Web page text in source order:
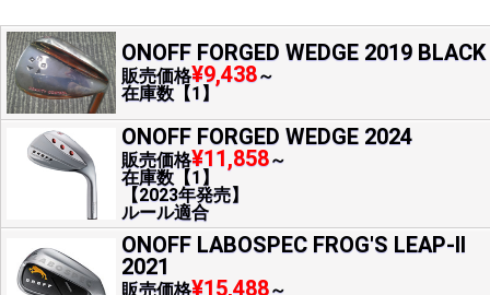
ONOFF FORGED WEDGE 2019 BLACK
販売価格¥9,438～
在庫数【1】
ONOFF FORGED WEDGE 2024
販売価格¥11,858～
在庫数【1】
【2023年発売】
ルール適合
ONOFF LABOSPEC FROG'S LEAP-II
2021
販売価格¥15,488～